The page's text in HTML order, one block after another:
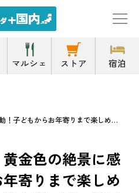
マルシェ ストア 宿泊
【大阪・岩湧山】黄金色の絶景に感動！子どもからお年寄りまで楽しめる人気の低山に、登山家・野口絵子さんが登頂（登山で頂きメシ！コラボ企画）
黄金色の絶景に感
寄りまで楽しめ